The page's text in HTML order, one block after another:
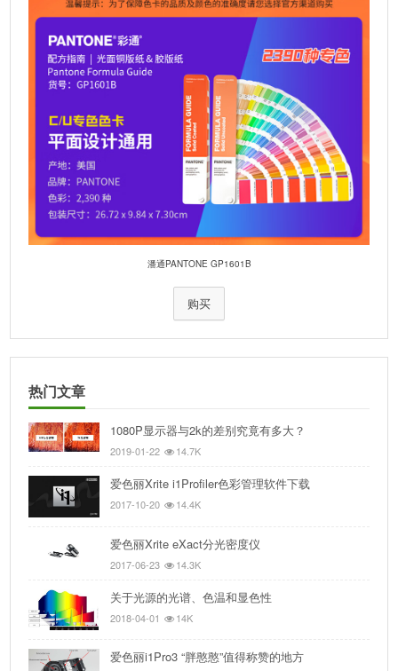
潘通PANTONE GP1601B
购买
热门文章
1080P显示器与2k的差别究竟有多大？
2019-01-22 14.7K
爱色丽Xrite i1Profiler色彩管理软件下载
2017-10-20 14.4K
爱色丽Xrite eXact分光密度仪
2017-06-23 14.3K
关于光源的光谱、色温和显色性
2018-04-01 14K
爱色丽i1Pro3 “胖憨憨”值得称赞的地方